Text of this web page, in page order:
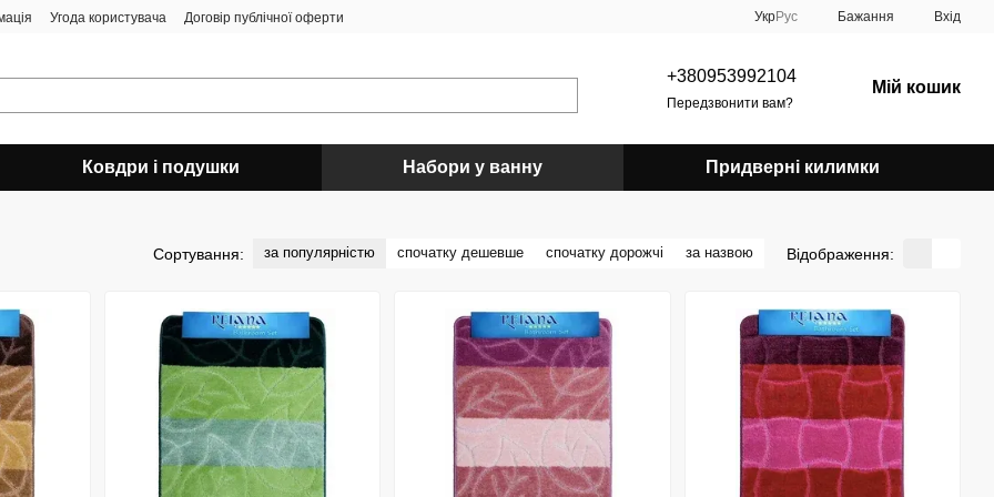
Угода користувача Договір публічної оферти УкрРус Бажання Вхід
+380953992104
Передзвонити вам?
Мій кошик
Ковдри і подушки Набори у ванну Придверні килимки
Сортування: за популярністю спочатку дешевше спочатку дорожчі за назвою Відображення: